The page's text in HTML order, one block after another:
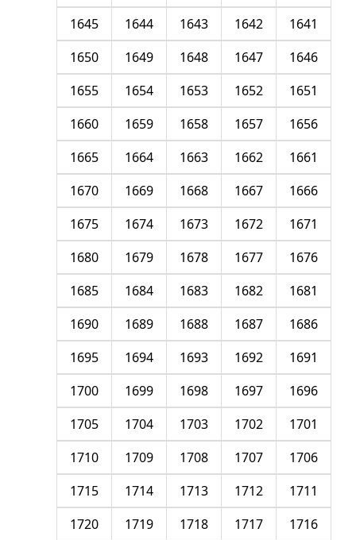
1641
1642
1643
1644
1645
1646
1647
1648
1649
1650
1651
1652
1653
1654
1655
1656
1657
1658
1659
1660
1661
1662
1663
1664
1665
1666
1667
1668
1669
1670
1671
1672
1673
1674
1675
1676
1677
1678
1679
1680
1681
1682
1683
1684
1685
1686
1687
1688
1689
1690
1691
1692
1693
1694
1695
1696
1697
1698
1699
1700
1701
1702
1703
1704
1705
1706
1707
1708
1709
1710
1711
1712
1713
1714
1715
1716
1717
1718
1719
1720